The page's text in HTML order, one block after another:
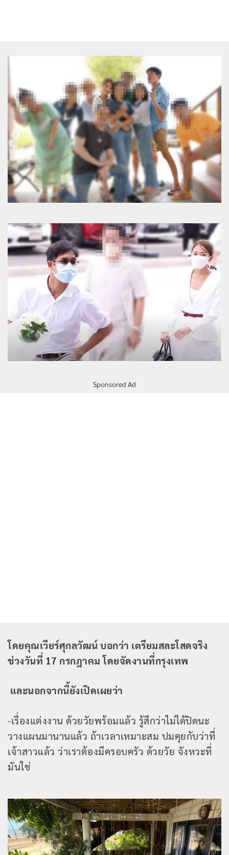
Sponsored Ad
โดยคุณเวียร์ศุกลวัฒน์ บอกว่า เตรียมสละโสดจริง
ช่วงวันที่ 17 กรกฎาคม โดยจัดงานที่กรุงเทพ
และนอกจากนี้ยังเปิดเผยว่า
-เรื่องแต่งงาน ด้วยวัยพร้อมแล้ว รู้สึกว่าไม่ได้ปิดนะ
วางแผนมานานแล้ว ถ้าเวลาเหมาะสม ปมคุยกับว่าที่
เจ้าสาวแล้ว ว่าเราต้องมีครอบครัว ด้วยวัย จังหวะที่
มันใช่